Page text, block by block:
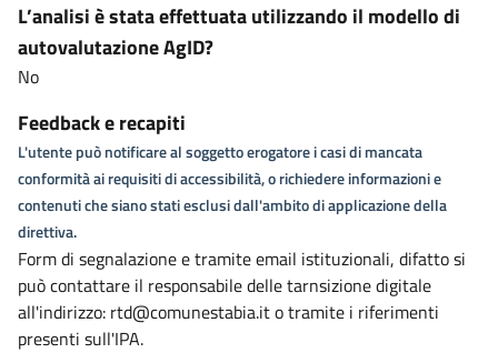
L’analisi è stata effettuata utilizzando il modello di
autovalutazione AgID?
No
Feedback e recapiti
L'utente può notificare al soggetto erogatore i casi di mancata
conformità ai requisiti di accessibilità, o richiedere informazioni e
contenuti che siano stati esclusi dall'ambito di applicazione della
direttiva.
Form di segnalazione e tramite email istituzionali, difatto si
può contattare il responsabile delle tarnsizione digitale
all'indirizzo: rtd@comunestabia.it o tramite i riferimenti
presenti sull'IPA.